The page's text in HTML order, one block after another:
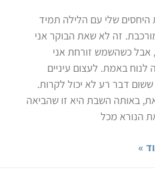
שלי עם הלילה תמיד
זה לא שאת הבוקר אני
אבל כשהשמש זורחת אני
לנוח באמת. לעצום עיניים
דבר רע לא יכול לקרות.
באותה השבת היא זו שהביאה
הנורא מכל
»